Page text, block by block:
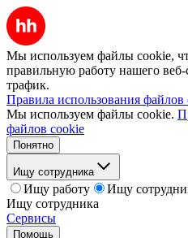
Мы используем файлы cookie,
правильную работу нашего веб-
трафик.
Правила использования файлов
Мы используем файлы cookie.
файлов cookie
Понятно
Ищу сотрудника
Ищу работу
Ищу
Ищу сотрудника
Сервисы
Помощь